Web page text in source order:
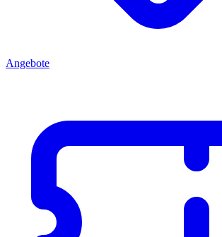
Angebote